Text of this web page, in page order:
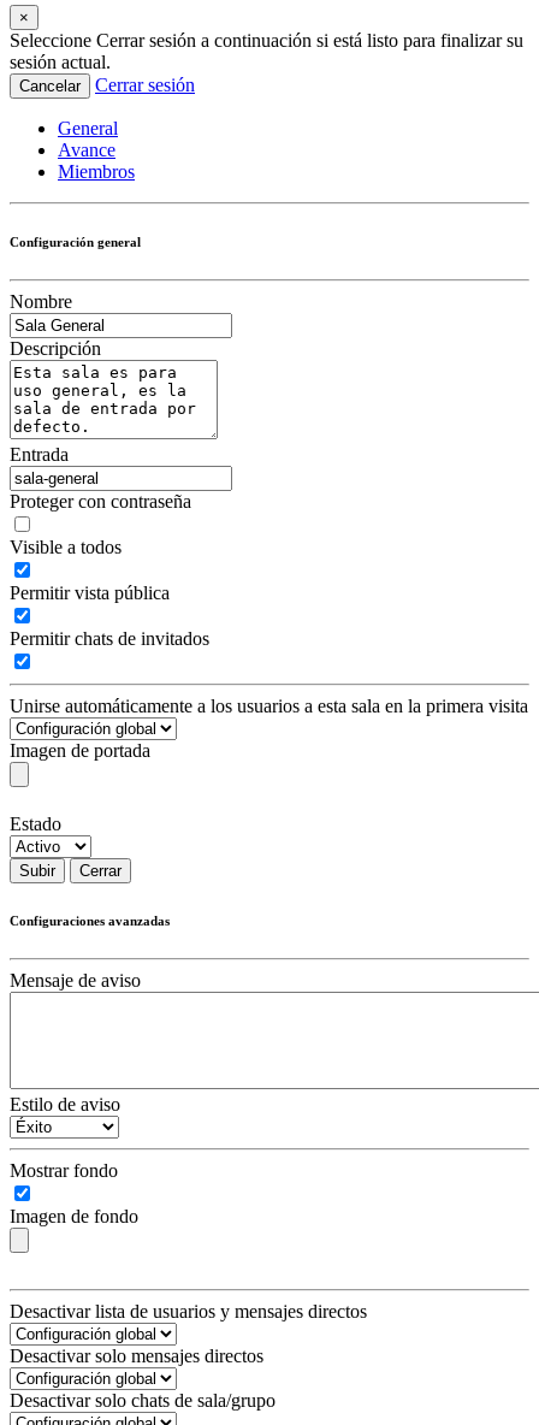
×
Seleccione Cerrar sesión a continuación si está listo para finalizar su
sesión actual.
Cancelar Cerrar sesión
General
Avance
Miembros
Configuración general
Nombre
Descripción
Entrada
Proteger con contraseña
Visible a todos
Permitir vista pública
Permitir chats de invitados
Unirse automáticamente a los usuarios a esta sala en la primera visita
Imagen de portada
Estado
Subir Cerrar
Configuraciones avanzadas
Mensaje de aviso
Estilo de aviso
Mostrar fondo
Imagen de fondo
Desactivar lista de usuarios y mensajes directos
Desactivar solo mensajes directos
Desactivar solo chats de sala/grupo